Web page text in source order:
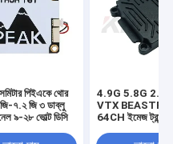
পিইএকে থোর
৭.২ জি ৩ ডাব্লু
৯-২৮ ভোল্ট ডিসি
4.9G 5.8G
VTX
64CH ইমেজ